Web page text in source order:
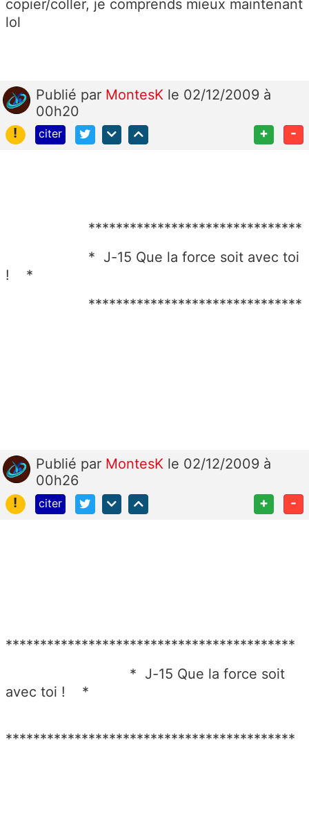
copier/coller, je comprends mieux maintenant
lol
Publié par MontesK le 02/12/2009 à
00h20
!
citer + -
*******************************
* J-15 Que la force soit avec toi
! *
*******************************
Publié par MontesK le 02/12/2009 à
00h26
!
citer + -
******************************************
* J-15 Que la force soit
avec toi ! *
******************************************